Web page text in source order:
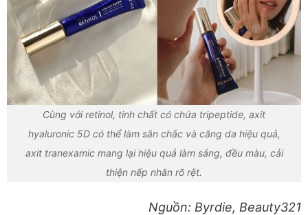
Cùng với retinol, tinh chất có chứa tripeptide, axit
hyaluronic 5D có thể làm săn chắc và căng da hiệu quả,
axit tranexamic mang lại hiệu quả làm sáng, đều màu, cải
thiện nếp nhăn rõ rệt.
Nguồn: Byrdie, Beauty321